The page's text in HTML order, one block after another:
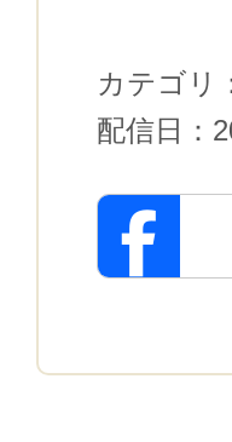
カテゴリ
配信日：